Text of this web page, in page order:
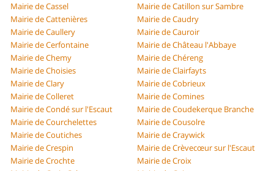
Mairie de Cassel
Mairie de Catillon sur Sambre
Mairie de Cattenières
Mairie de Caudry
Mairie de Caullery
Mairie de Cauroir
Mairie de Cerfontaine
Mairie de Château l'Abbaye
Mairie de Chemy
Mairie de Chéreng
Mairie de Choisies
Mairie de Clairfayts
Mairie de Clary
Mairie de Cobrieux
Mairie de Colleret
Mairie de Comines
Mairie de Condé sur l'Escaut
Mairie de Coudekerque Branche
Mairie de Courchelettes
Mairie de Cousolre
Mairie de Coutiches
Mairie de Craywick
Mairie de Crespin
Mairie de Crèvecœur sur l'Escaut
Mairie de Crochte
Mairie de Croix